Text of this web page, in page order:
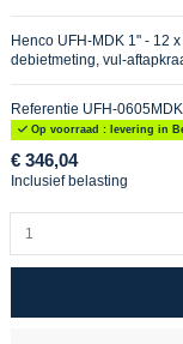
Henco UFH-MDK 1" - 12
debietmeting, vul-
Referentie UFH-
Op voorraad : levering in
€ 346,04
Inclusief belasting